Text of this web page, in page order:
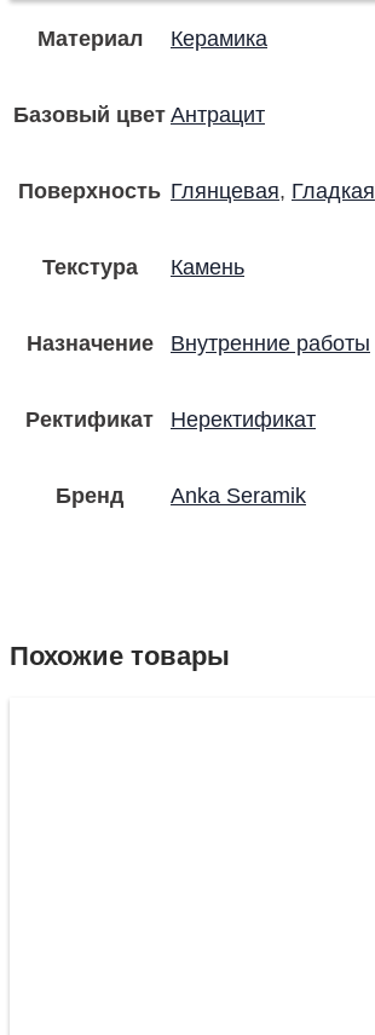
Материал Керамика
Базовый цветАнтрацит
Поверхность Глянцевая, Гладкая
Текстура Камень
Назначение Внутренние работы
Ректификат Неректификат
Бренд Anka Seramik
Похожие товары